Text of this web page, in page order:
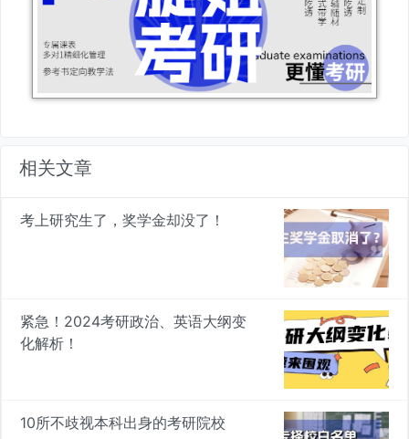
相关文章
考上研究生了，奖学金却没了！
紧急！2024考研政治、英语大纲变
化解析！
10所不歧视本科出身的考研院校